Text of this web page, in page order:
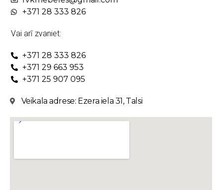
+371 28 333 826
Vai arī zvaniet:
+371 28 333 826
+371 29 663 953
+371 25 907 095
Veikala adrese: Ezera iela 31, Talsi